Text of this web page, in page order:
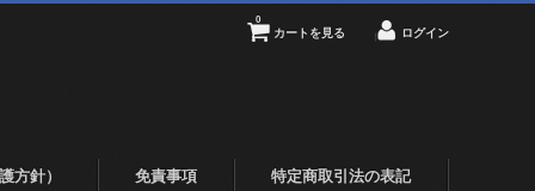
カートを見る
0
ログイン
方針） 免責事項 特定商取引法の表記